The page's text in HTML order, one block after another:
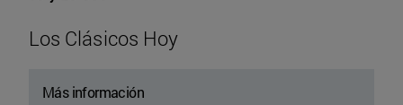
Los Clásicos Hoy
Más información